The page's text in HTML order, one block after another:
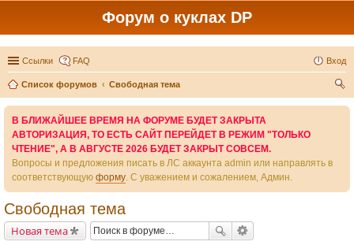
Форум о куклах DP
Ссылки FAQ Вход
Список форумов
Свободная тема
В БЛИЖАЙШЕЕ ВРЕМЯ НА ФОРУМЕ БУДЕТ ЗАКРЫТА
АВТОРИЗАЦИЯ, ТО ЕСТЬ САЙТ ПЕРЕЙДЕТ В РЕЖИМ "ТОЛЬКО
ЧТЕНИЕ", А В АВГУСТЕ 2026 БУДЕТ ЗАКРЫТ СОВСЕМ.
Вопросы и предложения писать в ЛС аккаунта admin или направлять в
соответствующую форму. С уважением и сожалением, Админ.
Свободная тема
Новая тема